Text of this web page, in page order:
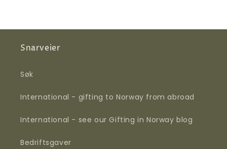
Snarveier
Søk
International - gifting to Norway from abroad
International - see our Gifting in Norway blog
Bedriftsgaver